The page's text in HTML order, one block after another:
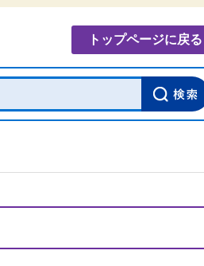
トップページに戻る